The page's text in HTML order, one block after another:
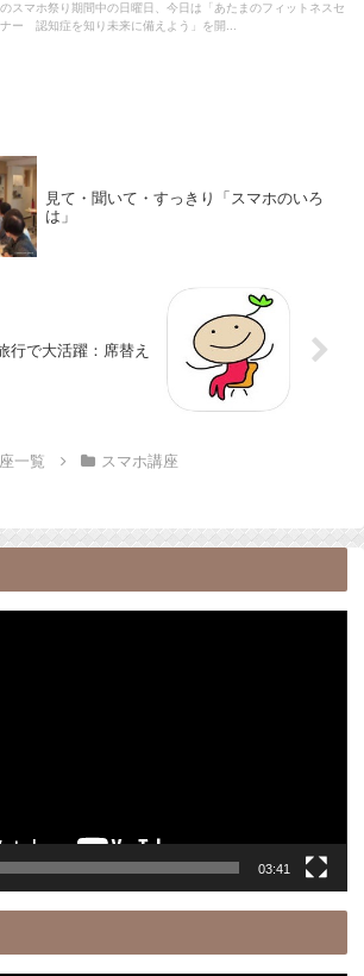
スマホ祭り期間中の日曜日、今日は「あたまのフィットネスセ
ナー 認知症を知り未来に備えよう」を開...
見て・聞いて・すっきり「スマホのいろ
は」
行で大活躍：席替え
一覧 スマホ講座
03:41